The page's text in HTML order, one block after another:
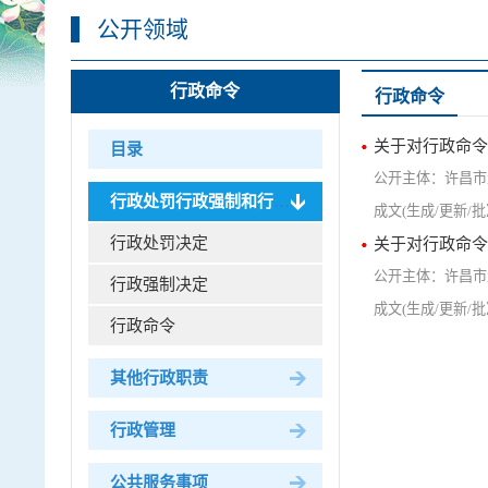
公开领域
行政命令
目录
行政处罚行政强制和行政命...
行政处罚决定
行政强制决定
行政命令
其他行政职责
行政管理
公共服务事项
行政命令
关于对行政命
许昌
关于对行政命
许昌